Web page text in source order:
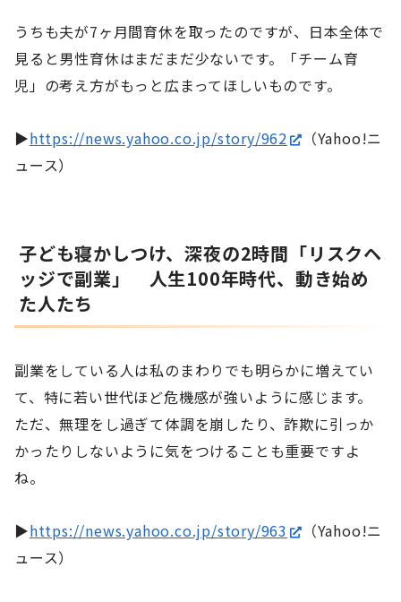
うちも夫が7ヶ月間育休を取ったのですが、日本全体で
見ると男性育休はまだまだ少ないです。「チーム育
児」の考え方がもっと広まってほしいものです。
▶https://news.yahoo.co.jp/story/962
（Yahoo!ニ
ュース）
子ども寝かしつけ、深夜の2時間「リスクヘ
ッジで副業」 人生100年時代、動き始め
た人たち
副業をしている人は私のまわりでも明らかに増えてい
て、特に若い世代ほど危機感が強いように感じます。
ただ、無理をし過ぎて体調を崩したり、詐欺に引っか
かったりしないように気をつけることも重要ですよ
ね。
▶https://news.yahoo.co.jp/story/963
（Yahoo!ニ
ュース）